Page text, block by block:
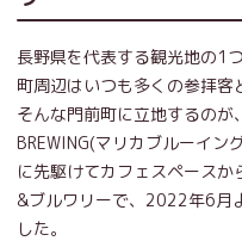
長野県を代表する観光地の1
町周辺はいつも多くの参拝客
そんな門前町に立地するの
BREWING(マリカブルーイ
に先駆けてカフェスペース
&ブルワリーで、2022年6月
した。